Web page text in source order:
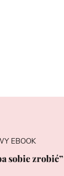
EBOOK
sobie